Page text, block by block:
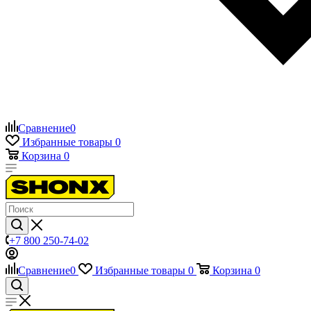
Сравнение0
Избранные товары 0
Корзина 0
+7 800 250-74-02
Сравнение0 Избранные товары 0 Корзина 0